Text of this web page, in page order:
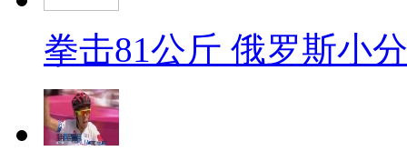
拳击81公斤 俄罗斯小